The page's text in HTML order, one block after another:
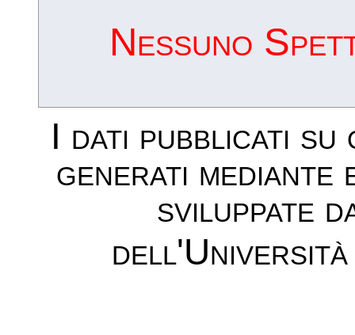
Nessuno
I dati pubblicati su
generati mediante
sviluppate